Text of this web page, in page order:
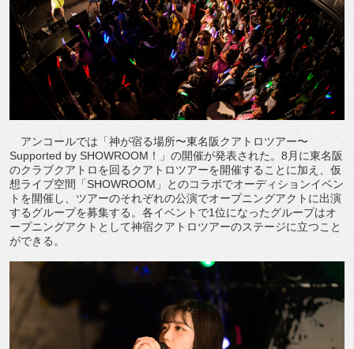
アンコールでは「神が宿る場所〜東名阪クアトロツアー〜
Supported by SHOWROOM！」の開催が発表された。8月に東名阪
のクラブクアトロを回るクアトロツアーを開催することに加え、仮
想ライブ空間「SHOWROOM」とのコラボでオーディションイベン
トを開催し、ツアーのそれぞれの公演でオープニングアクトに出演
するグループを募集する。各イベントで1位になったグループはオ
ープニングアクトとして神宿クアトロツアーのステージに立つこと
ができる。